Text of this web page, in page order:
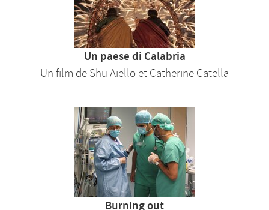
Un paese di Calabria
Un film de Shu Aiello et Catherine Catella
Burning out